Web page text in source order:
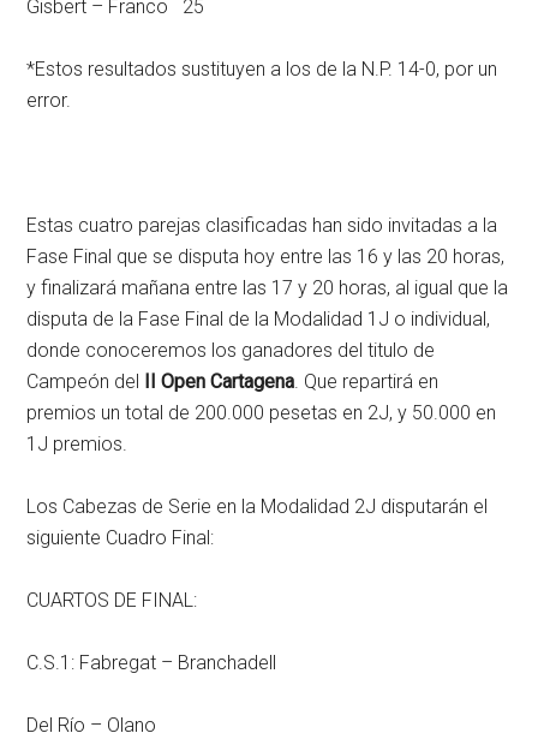
Gisbert – Franco 25
*Estos resultados sustituyen a los de la N.P. 14-0, por un
error.
Estas cuatro parejas clasificadas han sido invitadas a la
Fase Final que se disputa hoy entre las 16 y las 20 horas,
y finalizará mañana entre las 17 y 20 horas, al igual que la
disputa de la Fase Final de la Modalidad 1J o individual,
donde conoceremos los ganadores del titulo de
Campeón del II Open Cartagena. Que repartirá en
premios un total de 200.000 pesetas en 2J, y 50.000 en
1J premios.
Los Cabezas de Serie en la Modalidad 2J disputarán el
siguiente Cuadro Final:
CUARTOS DE FINAL:
C.S.1: Fabregat – Branchadell
Del Río – Olano